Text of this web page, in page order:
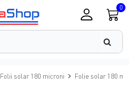
0
Folii solar 180 microni Folie solar 180